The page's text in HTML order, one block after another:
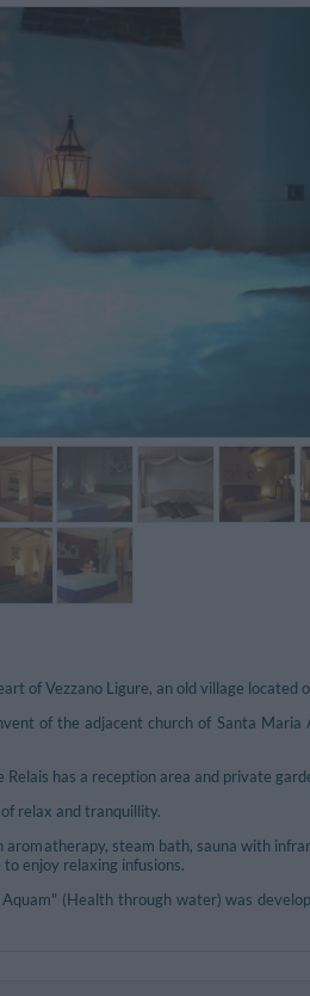
this is
of Vezzano Ligure, an old village
of the adjacent church of Santa
has a reception area and private
relax and tranquillity.
steam bath, sauna with
enjoy relaxing infusions.
(Health through water) was